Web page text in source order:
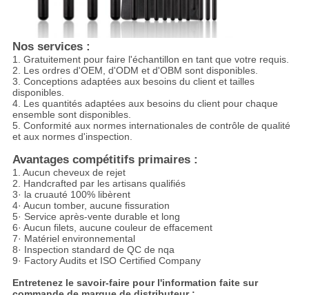
Nos services :
1. Gratuitement pour faire l'échantillon en tant que votre requis.
2. Les ordres d'OEM, d'ODM et d'OBM sont disponibles.
3. Conceptions adaptées aux besoins du client et tailles
disponibles.
4. Les quantités adaptées aux besoins du client pour chaque
ensemble sont disponibles.
5. Conformité aux normes internationales de contrôle de qualité
et aux normes d'inspection.
Avantages compétitifs primaires :
1. Aucun cheveux de rejet
2. Handcrafted par les artisans qualifiés
3· la cruauté 100% libèrent
4· Aucun tomber, aucune fissuration
5· Service après-vente durable et long
6· Aucun filets, aucune couleur de effacement
7· Matériel environnemental
8· Inspection standard de QC de nqa
9· Factory Audits et ISO Certified Company
Entretenez le savoir-faire pour l'information faite sur